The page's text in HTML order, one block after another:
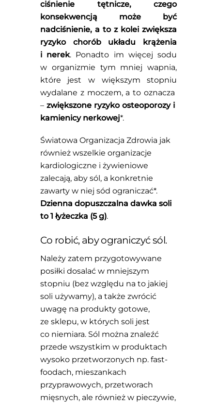
ciśnienie tętnicze, czego
konsekwencją może być
nadciśnienie, a to z kolei zwiększa
ryzyko chorób układu krążenia
i nerek. Ponadto im więcej sodu
w organizmie tym mniej wapnia,
które jest w większym stopniu
wydalane z moczem, a to oznacza
– zwiększone ryzyko osteoporozy i
kamienicy nerkowej*.
Światowa Organizacja Zdrowia jak
również wszelkie organizacje
kardiologiczne i żywieniowe
zalecają, aby sól, a konkretnie
zawarty w niej sód ograniczać*.
Dzienna dopuszczalna dawka soli
to 1 łyżeczka (5 g).
Co robić, aby ograniczyć sól.
Należy zatem przygotowywane
posiłki dosalać w mniejszym
stopniu (bez względu na to jakiej
soli używamy), a także zwrócić
uwagę na produkty gotowe,
ze sklepu, w których soli jest
co niemiara. Sól można znaleźć
przede wszystkim w produktach
wysoko przetworzonych np. fast-
foodach, mieszankach
przyprawowych, przetworach
mięsnych, ale również w pieczywie,